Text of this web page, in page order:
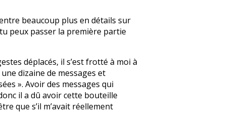
beaucoup plus en détails sur
peux passer la première partie
déplacés, il s’est frotté à moi à
dizaine de messages et
». Avoir des messages qui
il a dû avoir cette bouteille
que s’il m’avait réellement